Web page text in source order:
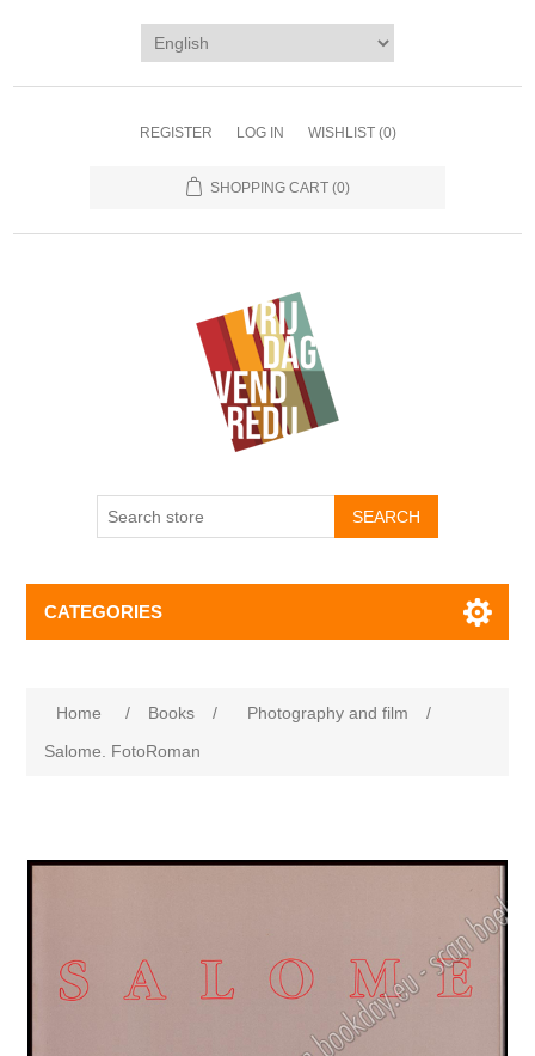
REGISTER LOG IN WISHLIST (0)
SHOPPING CART (0)
CATEGORIES
Home / Books / Photography and film
/
Salome. FotoRoman